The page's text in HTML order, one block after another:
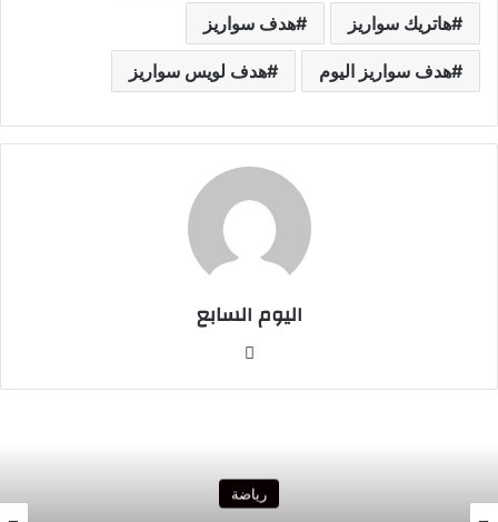
هاتريك سواريز هدف سواريز
هدف سواريز اليوم هدف لويس سواريز
اليوم السابع
رياضة